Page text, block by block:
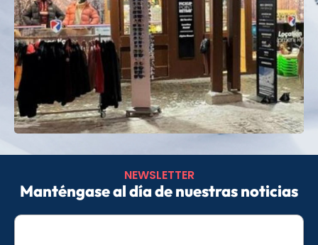
Reserva ahoratu alquiler de esquís en Val d'Isère
con Precision Ski Rent y aprovecha excelentes
tarifas para una experiencia única.
NEWSLETTER
Manténgase al día de nuestras noticias
E-